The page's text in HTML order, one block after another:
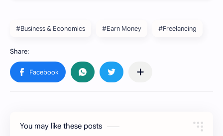
#Business & Economics #Earn Money #Freelancing
You may like these posts